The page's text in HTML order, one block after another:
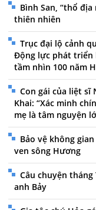
Bình San, “thổ
thiên nhiên
Trục đại lộ cảnh
Động lực phát triển
tầm nhìn 100 năm
Con gái của liệt sĩ
Khai: “Xác minh
mẹ là tâm nguyện
Bảo vệ không
ven sông Hương
Câu chuyện
anh Bảy